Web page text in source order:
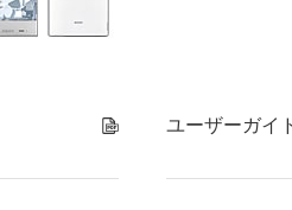
ユーザーガイ